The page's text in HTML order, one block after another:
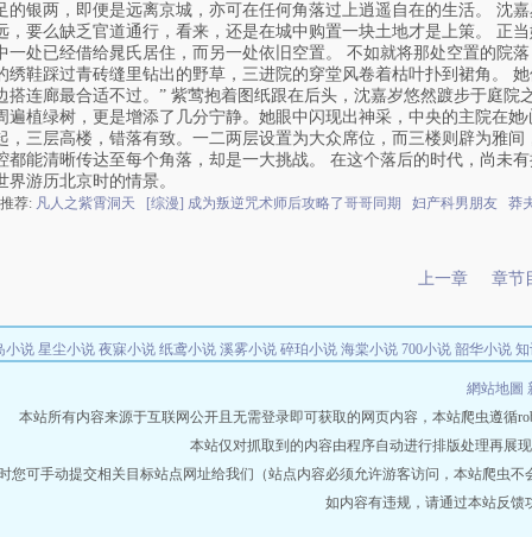
的银两，即便是远离京城，亦可在任何角落过上逍遥自在的生活。 沈
，要么缺乏官道通行，看来，还是在城中购置一块土地才是上策。 正
一处已经借给晁氏居住，而另一处依旧空置。 不如就将那处空置的院
绣鞋踩过青砖缝里钻出的野草，三进院的穿堂风卷着枯叶扑到裙角。
搭连廊最合适不过。” 紫莺抱着图纸跟在后头，沈嘉岁悠然踱步于庭
遍植绿树，更是增添了几分宁静。她眼中闪现出神采，中央的主院在
，三层高楼，错落有致。一二两层设置为大众席位，而三楼则辟为雅
都能清晰传达至每个角落，却是一大挑战。 在这个落后的时代，尚未
界游历北京时的情景。
荐: 凡人之紫霄洞天 [综漫] 成为叛逆咒术师后攻略了哥哥同期 妇产科男朋友 莽
上一章 章节
小说 星尘小说 夜寐小说 纸鸢小说 溪雾小说 碎珀小说 海棠小说 700小说 韶华小说
網站地圖
本站所有内容来源于互联网公开且无需登录即可获取的网页内容，本站爬虫遵循
本站仅对抓取到的内容由程序自动进行排版处理再展
您可手动提交相关目标站点网址给我们（站点内容必须允许游客访问，本站爬虫
如内容有违规，请通过本站反馈